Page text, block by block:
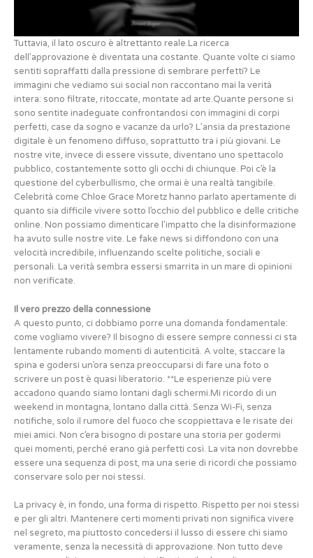
Tuttavia, il lato oscuro è altrettanto reale.La ricerca
dell’approvazione è diventata una costante. Quante volte ci siamo
sentiti sopraffatti dalla pressione di sembrare perfetti? Le
immagini che vediamo sui social non raccontano mai la verità
intera: sono filtrate, ritoccate, montate ad arte.Quante persone si
sono sentite inadeguate confrontandosi con immagini di corpi
perfetti, case da sogno e vacanze da urlo? L’ansia da prestazione
digitale è un fenomeno diffuso, soprattutto tra i più giovani. Le
nostre vite, invece di essere vissute, diventano uno spettacolo
pubblico, costantemente sotto gli occhi di chiunque. Poi c’è la
questione del cyberbullismo, che ormai è una realtà tangibile.
Celebrità come Chloe Grace Moretz hanno parlato apertamente di
quanto sia difficile vivere sotto l’occhio del pubblico e delle critiche
online. Non possiamo dimenticare l’impatto che la disinformazione
ha avuto sulle nostre vite. Le fake news si diffondono con una
velocità incredibile, influenzando scelte politiche, sociali e
personali. La verità sembra essersi smarrita in un mare di opinioni
non verificate.
Il vero prezzo della connessione
A questo punto, ci dobbiamo porre una domanda fondamentale:
come vogliamo vivere? Il bisogno di essere sempre connessi ci sta
lentamente rubando momenti di autenticità. A volte, staccare la
spina e godersi un’ora senza preoccuparsi di fare una foto o
scrivere un post è quasi liberatorio. **Le esperienze più vere
accadono quando siamo lontani dagli schermi.Mi ricordo di un
weekend in montagna, lontano dalla città. Senza Wi-Fi, senza
notifiche, solo il rumore del fuoco che scoppiettava e le risate dei
miei amici. Non c’era bisogno di postare una storia per godermi
quei momenti, perché erano già perfetti così. La vita non dovrebbe
essere una sequenza di post, ma una serie di ricordi che possiamo
conservare solo per noi stessi.
La privacy è, in fondo, una forma di rispetto. Rispetto per noi stessi
e per gli altri. Mantenere certi momenti privati non significa vivere
nel segreto, ma piuttosto concedersi il lusso di essere chi siamo
veramente, senza la necessità di approvazione. Non tutto deve